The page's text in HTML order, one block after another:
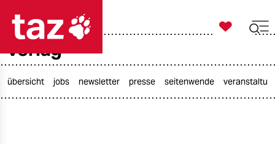
taz zahl ich

taz zahl ich
verlag
übersicht jobs newsletter presse seitenwende